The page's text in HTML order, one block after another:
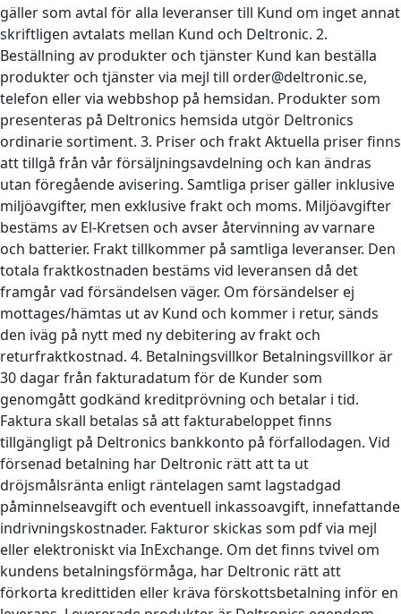
gäller som avtal för alla leveranser till Kund om inget annat
skriftligen avtalats mellan Kund och Deltronic. 2.
Beställning av produkter och tjänster Kund kan beställa
produkter och tjänster via mejl till order@deltronic.se,
telefon eller via webbshop på hemsidan. Produkter som
presenteras på Deltronics hemsida utgör Deltronics
ordinarie sortiment. 3. Priser och frakt Aktuella priser finns
att tillgå från vår försäljningsavdelning och kan ändras
utan föregående avisering. Samtliga priser gäller inklusive
miljöavgifter, men exklusive frakt och moms. Miljöavgifter
bestäms av El-Kretsen och avser återvinning av varnare
och batterier. Frakt tillkommer på samtliga leveranser. Den
totala fraktkostnaden bestäms vid leveransen då det
framgår vad försändelsen väger. Om försändelser ej
mottages/hämtas ut av Kund och kommer i retur, sänds
den iväg på nytt med ny debitering av frakt och
returfraktkostnad. 4. Betalningsvillkor Betalningsvillkor är
30 dagar från fakturadatum för de Kunder som
genomgått godkänd kreditprövning och betalar i tid.
Faktura skall betalas så att fakturabeloppet finns
tillgängligt på Deltronics bankkonto på förfallodagen. Vid
försenad betalning har Deltronic rätt att ta ut
dröjsmålsränta enligt räntelagen samt lagstadgad
påminnelseavgift och eventuell inkassoavgift, innefattande
indrivningskostnader. Fakturor skickas som pdf via mejl
eller elektroniskt via InExchange. Om det finns tvivel om
kundens betalningsförmåga, har Deltronic rätt att
förkorta kredittiden eller kräva förskottsbetalning inför en